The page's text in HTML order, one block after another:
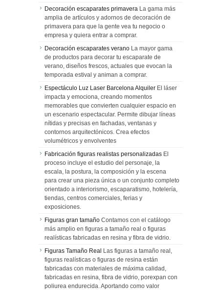
Decoración escaparates primavera La gama más
amplia de artículos y adornos de decoración de
primavera para que la gente vea tu negocio o
empresa y quiera entrar a comprar.
Decoración escaparates verano La mayor gama
de productos para decorar tu escaparate de
verano, diseños frescos, actuales que evocan la
temporada estival y animan a comprar.
Espectáculo Luz Laser Barcelona Alquiler El láser
impacta y emociona, creando momentos
memorables que convierten cualquier espacio en
un escenario espectacular. Permite dibujar líneas
nítidas y precisas en fachadas, ventanas y
contornos arquitectónicos. Crea efectos
volumétricos y envolventes
Fabricación figuras realistas personalizadas El
proceso incluye el estudio del personaje, la
escala, la postura, la composición y la escena
para crear una pieza única o un conjunto completo
orientado a interiorismo, escaparatismo, hotelería,
tiendas, centros comerciales, ferias y
exposiciones.
Figuras gran tamaño Contamos con el catálogo
más amplio en figuras a tamaño real o figuras
realísticas fabricadas en resina y fibra de vidrio.
Figuras Tamaño Real Las figuras a tamaño real,
figuras realísticas o figuras de resina están
fabricadas con materiales de máxima calidad,
fabricadas en resina, fibra de vidrio, porexpan con
poliurea endurecida. Aportando como valor